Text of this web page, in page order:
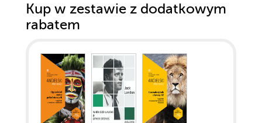
Kup w zestawie z dodatkowym
rabatem